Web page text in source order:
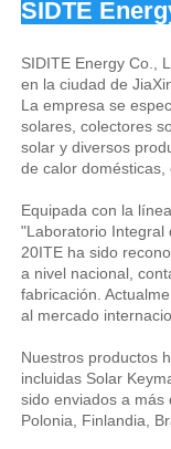
SIDTE
SIDITE Energy Co.,
en la ciudad de
La empresa se
solares, colectores
solar y diversos
de calor domésticas,
Equipada con la
"Laboratorio Integral
20ITE ha sido
a nivel nacional,
fabricación.
al mercado
Nuestros productos
incluidas Solar
sido enviados a más
Polonia, Finlandia,